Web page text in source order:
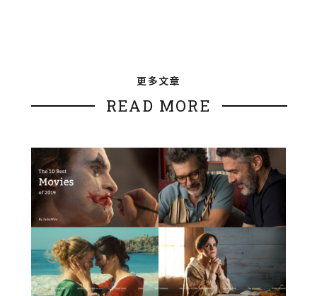
更多文章
READ MORE